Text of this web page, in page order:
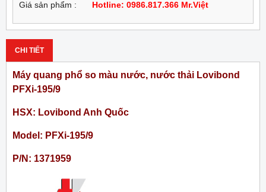
Giá sản phẩm : Hotline: 0986.817.366 Mr.Việt
CHI TIẾT
Máy quang phổ so màu nước, nước thải Lovibond
PFXi-195/9
HSX: Lovibond Anh Quốc
Model: PFXi-195/9
P/N: 1371959